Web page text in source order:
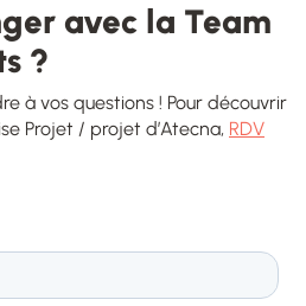
avec la Team
?
à vos questions ! Pour découvrir
Projet / projet d’Atecna, RDV